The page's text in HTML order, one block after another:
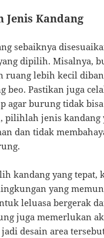
Jenis Kandang
sebaiknya
dipilih. Misalnya,
ruang lebih kecil
beo. Pastikan juga
agar burung tidak
pilihlah jenis kandang
dan tidak
kandang yang tepat,
yang
leluasa bergerak
juga memerlukan
desain area